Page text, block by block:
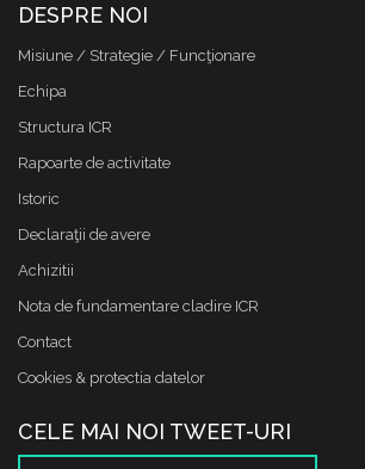
DESPRE NOI
Misiune / Strategie / Funcţionare
Echipa
Structura ICR
Rapoarte de activitate
Istoric
Declaraţii de avere
Achizitii
Nota de fundamentare cladire ICR
Contact
Cookies & protectia datelor
CELE MAI NOI TWEET-URI